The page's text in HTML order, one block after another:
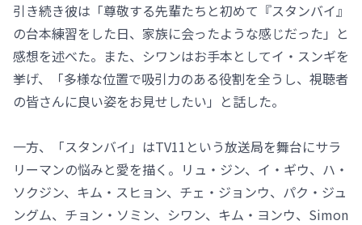
引き続き彼は「尊敬する先輩たちと初めて『スタンバイ』
の台本練習をした日、家族に会ったような感じだった」と
感想を述べた。また、シワンはお手本としてイ・スンギを
挙げ、「多様な位置で吸引力のある役割を全うし、視聴者
の皆さんに良い姿をお見せしたい」と話した。
一方、「スタンバイ」はTV11という放送局を舞台にサラ
リーマンの悩みと愛を描く。リュ・ジン、イ・ギウ、ハ・
ソクジン、キム・スヒョン、チェ・ジョンウ、パク・ジュ
ングム、チョン・ソミン、シワン、キム・ヨンウ、Simon